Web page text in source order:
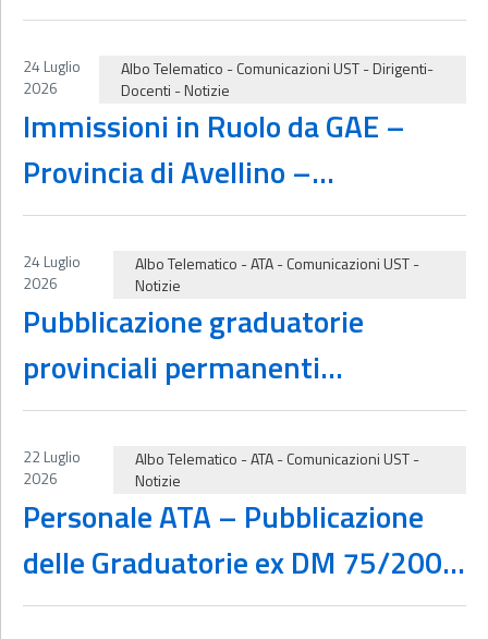
– Biennio 2026/2028.
del personale docente delle scuole
di ogni ordine e grado e del
personale educativo per la
provincia di Avellino, valevoli per
il biennio 2026/2027 e
2027/2028
24 Luglio
2026
Albo Telematico -Comunicazioni UST-Dirigenti-
Docenti -Notizie
Immissioni in Ruolo da GAE –
Provincia di Avellino –
Scorrimento per cdc AAAA
24 Luglio
2026
Albo Telematico -ATA-Comunicazioni UST-
Notizie
Pubblicazione graduatorie
provinciali permanenti
provvisorie del personale ATA,
aggiornate ed integrate, ai sensi
dell’art. 554 del D.L.vo del
16/04/1994, n.297, per il relativo
accesso ai ruoli provinciali
22 Luglio
2026
Albo Telematico -ATA-Comunicazioni UST-
Notizie
Personale ATA – Pubblicazione
delle Graduatorie ex DM 75/2001
– a.s. 2026/27